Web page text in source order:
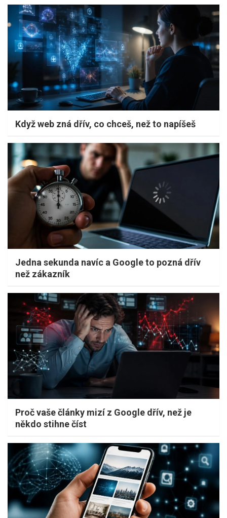
Když web zná dřív, co chceš, než to napíšeš
Jedna sekunda navíc a Google to pozná dřív
než zákazník
Proč vaše články mizí z Google dřív, než je
někdo stihne číst